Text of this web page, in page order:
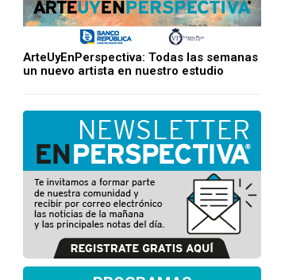
ArteUyEnPerspectiva: Todas las semanas
un nuevo artista en nuestro estudio